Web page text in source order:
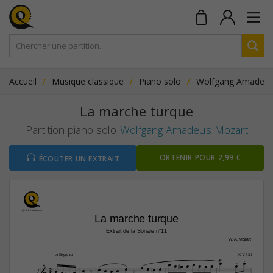
Accueil Musique classique Piano solo Wolfgang
La marche turque
Partition piano solo Wolfgang Amadeus Mozart
ÉCOUTER UN EXTRAIT OBTENIR POUR 2,99 €
La marche turque
W. A. Mozart
Allegretto KV 331
2     
Extrait de la Sonate n°11
     
   
      